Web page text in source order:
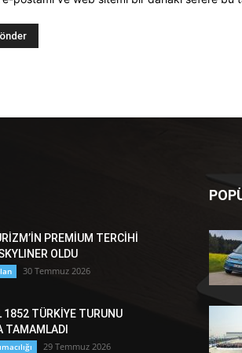
PREMİUM TERCİHİ
OLDU
30 Temmuz 2026
1852 TÜRKİYE TURUNU
TAMAMLADI
29 Temmuz 2026